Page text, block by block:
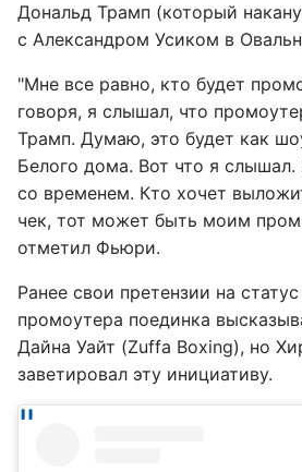
Дональд Трамп (который
с Александром Усиком в
"Мне все равно, кто будет
говоря, я слышал, что
Трамп. Думаю, это будет как
Белого дома. Вот что я слышал.
со временем. Кто хочет
чек, тот может быть моим
отметил Фьюри.
Ранее свои претензии на статус
промоутера поединка
Дайна Уайт (Zuffa Boxing), но
заветировал эту инициативу.